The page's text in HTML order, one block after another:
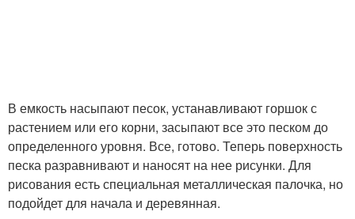
В емкость насыпают песок, устанавливают горшок с
растением или его корни, засыпают все это песком до
определенного уровня. Все, готово. Теперь поверхность
песка разравнивают и наносят на нее рисунки. Для
рисования есть специальная металлическая палочка, но
подойдет для начала и деревянная.